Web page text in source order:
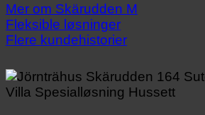
Mer om Skärudden M
Fleksible løsninger
Flere kundehistorier